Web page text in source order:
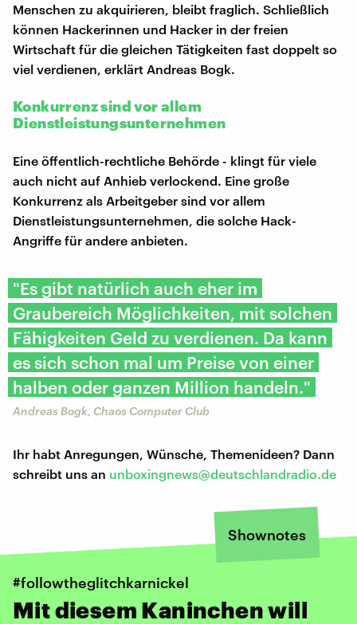
Menschen zu akquirieren, bleibt fraglich. Schließlich
können Hackerinnen und Hacker in der freien
Wirtschaft für die gleichen Tätigkeiten fast doppelt so
viel verdienen, erklärt Andreas Bogk.
Konkurrenz sind vor allem
Dienstleistungsunternehmen
Eine öffentlich-rechtliche Behörde - klingt für viele
auch nicht auf Anhieb verlockend. Eine große
Konkurrenz als Arbeitgeber sind vor allem
Dienstleistungsunternehmen, die solche Hack-
Angriffe für andere anbieten.
"Es gibt natürlich auch eher im
Graubereich Möglichkeiten, mit solchen
Fähigkeiten Geld zu verdienen. Da kann
es sich schon mal um Preise von einer
halben oder ganzen Million handeln."
Andreas Bogk, Chaos Computer Club
Ihr habt Anregungen, Wünsche, Themenideen? Dann
schreibt uns an unboxingnews@deutschlandradio.de
Shownotes
#followtheglitchkarnickel
Mit diesem Kaninchen will